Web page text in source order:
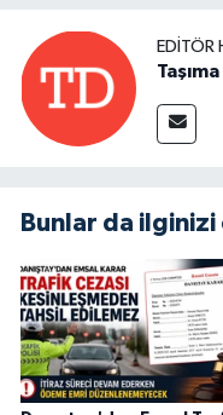
EDITÖR
Bunlar da